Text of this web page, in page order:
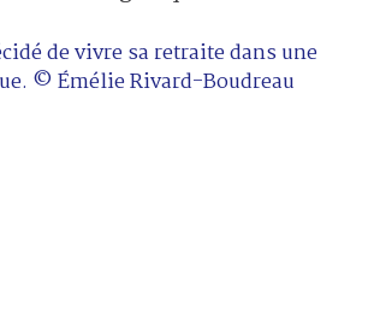
de vivre sa retraite dans une
© Émélie Rivard-Boudreau